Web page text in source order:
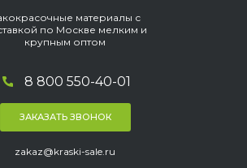
материалы с
по Москве мелким и
крупным оптом
8 800 550-40-01
ЗАКАЗАТЬ ЗВОНОК
zakaz@kraski-sale.ru